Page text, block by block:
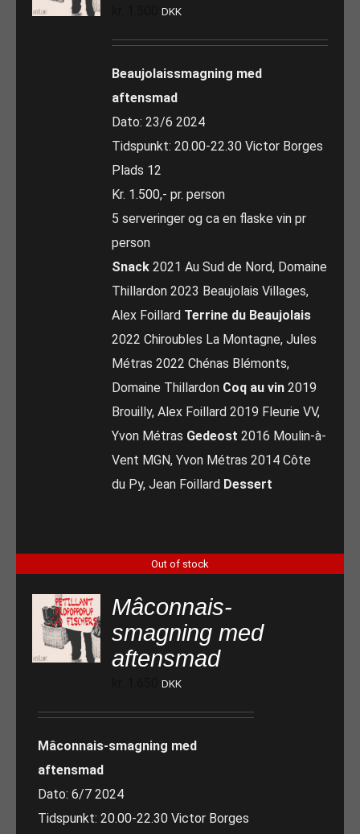
DKK
Beaujolaissmagning med
aftensmad
Dato: 23/6 2024
Tidspunkt: 20.00-22.30 Victor Borges
Plads 12
Kr. 1.500,- pr. person
5 serveringer og ca en flaske vin pr
person
Snack 2021 Au Sud de Nord, Domaine
Thillardon 2023 Beaujolais Villages,
Alex Foillard Terrine du Beaujolais
2022 Chiroubles La Montagne, Jules
Métras 2022 Chénas Blémonts,
Domaine Thillardon Coq au vin 2019
Brouilly, Alex Foillard 2019 Fleurie VV,
Yvon Métras Gedeost 2016 Moulin-à-
Vent MGN, Yvon Métras 2014 Côte
du Py, Jean Foillard Dessert
Out of stock
Mâconnais-
smagning med
aftensmad
DKK
Mâconnais-smagning med
aftensmad
Dato: 6/7 2024
Tidspunkt: 20.00-22.30 Victor Borges